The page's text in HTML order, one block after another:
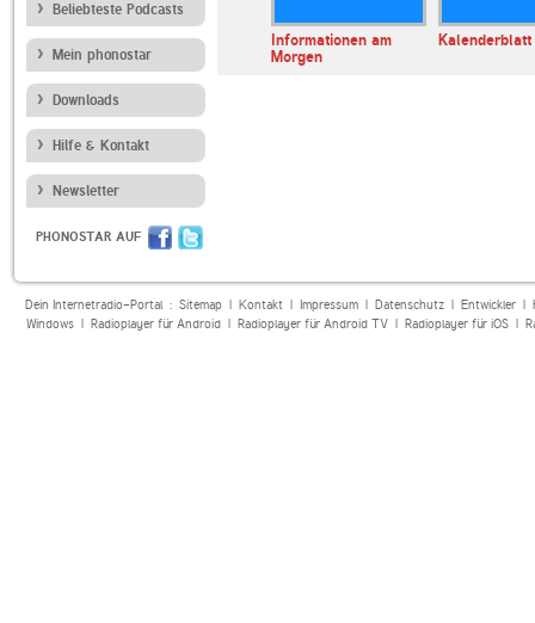
Beliebteste Podcasts
Mein phonostar
Downloads
Hilfe & Kontakt
Newsletter
PHONOSTAR AUF
ARD Radiofestival:
Jazz
Informationen am
Morgen
Kalenderblatt
Dein Internetradio-Portal : Sitemap| Kontakt| Impressum| Datenschutz| Entwickler|
Windows| Radioplayer für Android| Radioplayer für Android TV| Radioplayer für iOS|